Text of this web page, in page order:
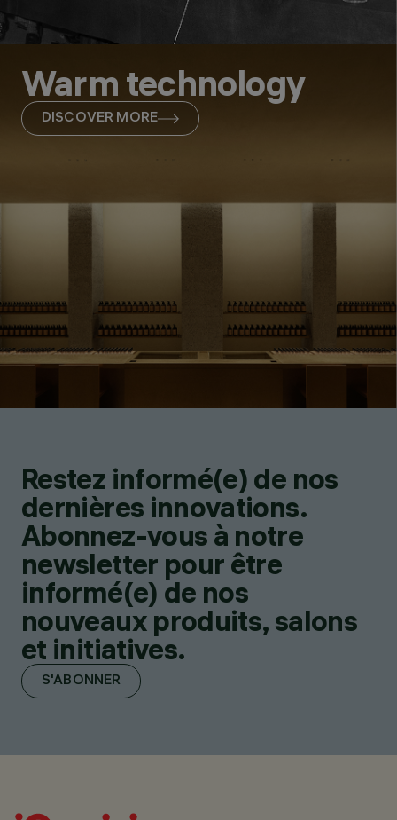
Warm technology
DISCOVER MORE
Restez informé(e) de nos
dernières innovations.
Abonnez-vous à notre
newsletter pour être
informé(e) de nos
nouveaux produits, salons
et initiatives.
S'ABONNER